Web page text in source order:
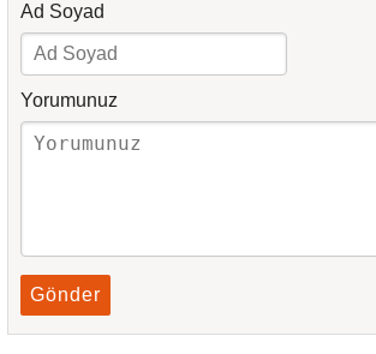
Ad Soyad
Yorumunuz
Gönder